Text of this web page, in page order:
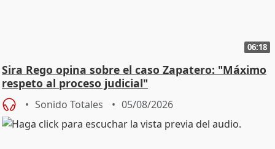
06:18
Sira Rego opina sobre el caso Zapatero: "Máximo
respeto al proceso judicial"
Sonido Totales 05/08/2026